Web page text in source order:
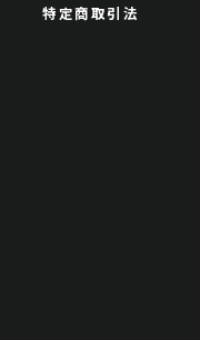
特定商取引法